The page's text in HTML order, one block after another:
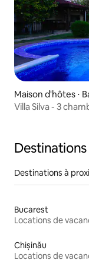
Maison d'hôtes ⋅
Villa Silva - 3
Destinations à
Bucarest
Locations de
Chișinău
Locations de